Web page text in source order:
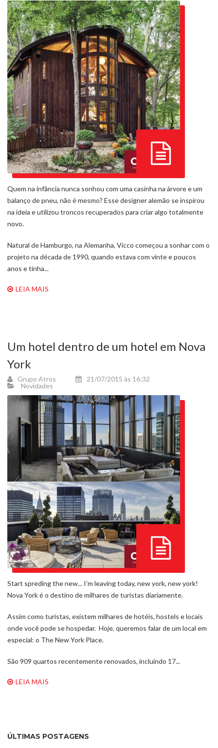
Quem na infância nunca sonhou com uma casinha na árvore e um
balanço de pneu, não é mesmo? Esse designer alemão se inspirou
na ideia e utilizou troncos recuperados para criar algo totalmente
novo.
Natural de Hamburgo, na Alemanha, Vicco começou a sonhar com o
projeto na década de 1990, quando estava com vinte e poucos
anos e tinha...
LEIA MAIS
Um hotel dentro de um hotel em Nova
York
Grupo Atros
21/07/2015 às 16:32
Novidades
Start spreding the new... I’m leaving today, new york, new york!
Nova York é o destino de milhares de turistas diariamente.
Assim como turistas, existem milhares de hotéis, hostels e locais
onde você pode se hospedar. Hoje, queremos falar de um local em
especial: o The New York Place.
São 909 quartos recentemente renovados, incluindo 17...
LEIA MAIS
ÚLTIMAS POSTAGENS